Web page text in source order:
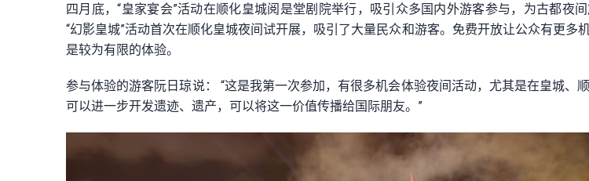
四月底，“皇家宴会”活动在顺化皇城阅是堂剧院举行，吸引众多国内外游客参与，为古都夜
“幻影皇城”活动首次在顺化皇城夜间试开展，吸引了大量民众和游客。免费开放让公众有更多
是较为有限的体验。
参与体验的游客阮日琼说： “这是我第一次参加，有很多机会体验夜间活动，尤其是在皇城、
可以进一步开发遗迹、遗产，可以将这一价值传播给国际朋友。”